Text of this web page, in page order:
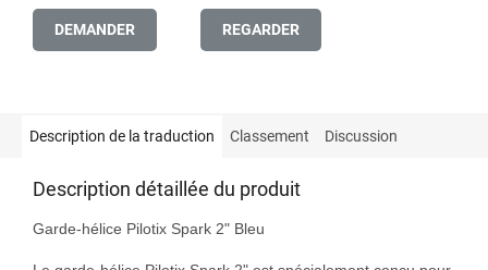
DEMANDER REGARDER
Description de la traduction Classement Discussion
Description détaillée du produit
Garde-hélice Pilotix Spark 2" Bleu